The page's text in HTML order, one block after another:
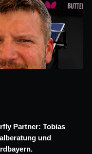
Partner: Tobias
und